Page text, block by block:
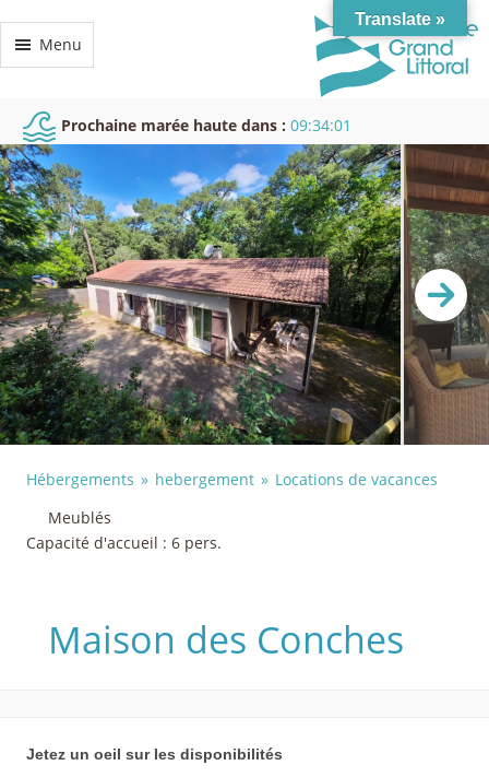
Menu
Prochaine marée haute dans : 09:34:00
Hébergements hebergement
Locations de vacances
Meublés
Capacité d'accueil : 6 pers.
Maison des Conches
Jetez un oeil sur les disponibilités
Translate »